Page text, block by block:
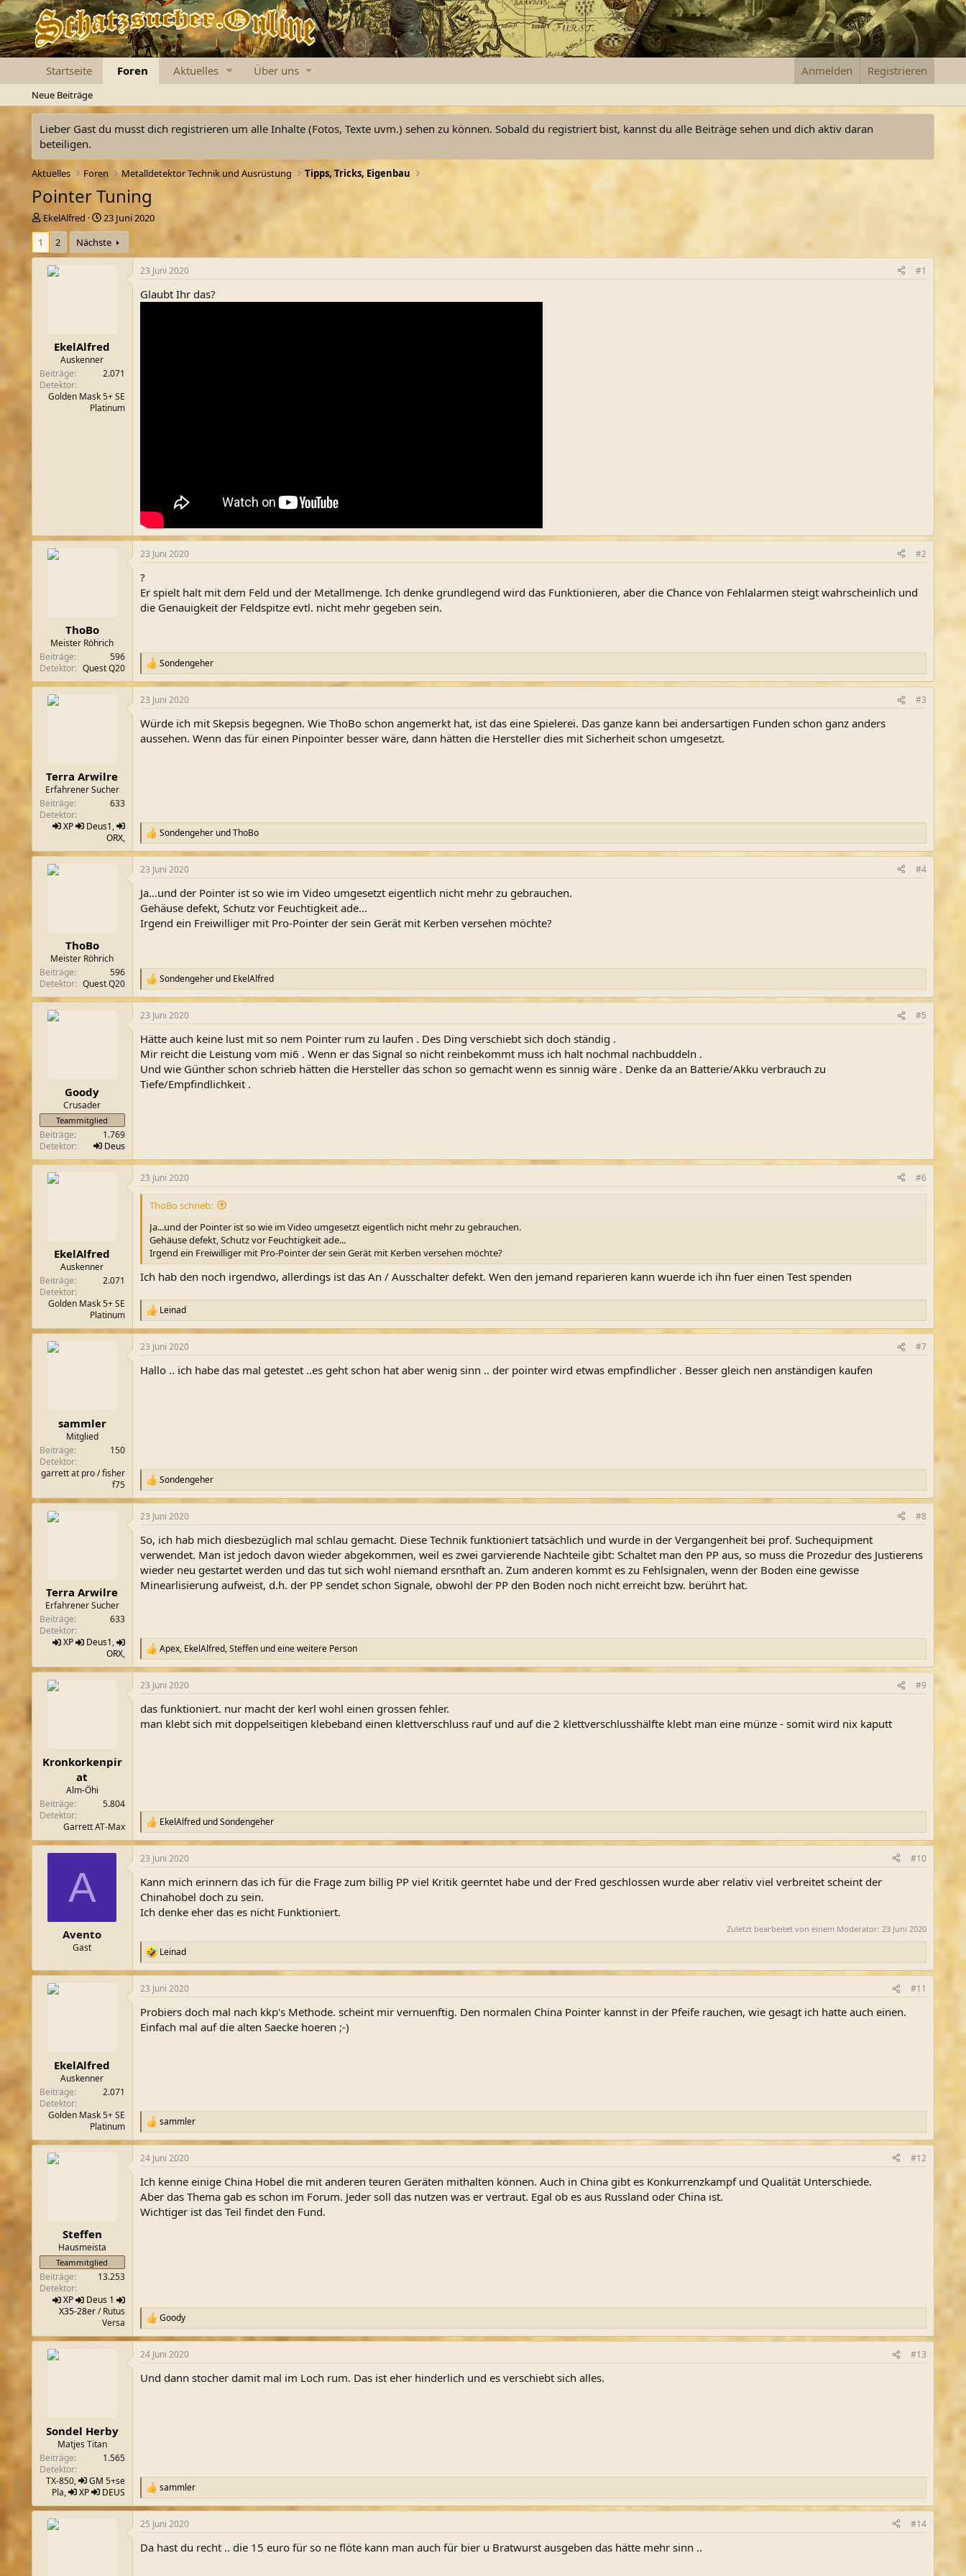
Startseite Foren Aktuelles Über uns Anmelden Registrieren
Neue Beiträge
Lieber Gast du musst dich registrieren um alle Inhalte (Fotos, Texte uvm.) sehen zu können. Sobald du registriert bist, kannst du alle Beiträge sehen und dich aktiv daran
beteiligen.
Aktuelles Foren Metalldetektor Technik und Ausrüstung Tipps, Tricks, Eigenbau
Pointer Tuning
E
r
t
EkelAlfred
E
r
s
t
23 Juni 2020
1
2 Nächste
EkelAlfred
Auskenner
Beiträge
2.071
Detektor
Golden Mask 5+ SE
Platinum
23 Juni 2020 #1
Glaubt Ihr das?
ThoBo
Meister Röhrich
Beiträge
596
Detektor
Quest Q20
23 Juni 2020 #2
?
Er spielt halt mit dem Feld und der Metallmenge. Ich denke grundlegend wird das Funktionieren, aber die Chance von Fehlalarmen steigt wahrscheinlich und
die Genauigkeit der Feldspitze evtl. nicht mehr gegeben sein.
R
e
a
k
i
o
Sondengeher
Terra Arwilre
Erfahrener Sucher
Beiträge
633
Detektor
XP
Deus1,
ORX,
23 Juni 2020 #3
Würde ich mit Skepsis begegnen. Wie ThoBo schon angemerkt hat, ist das eine Spielerei. Das ganze kann bei andersartigen Funden schon ganz anders
aussehen. Wenn das für einen Pinpointer besser wäre, dann hätten die Hersteller dies mit Sicherheit schon umgesetzt.
R
e
a
k
i
o
e
SondengeherundThoBo
ThoBo
Meister Röhrich
Beiträge
596
Detektor
Quest Q20
23 Juni 2020 #4
Ja...und der Pointer ist so wie im Video umgesetzt eigentlich nicht mehr zu gebrauchen.
Gehäuse defekt, Schutz vor Feuchtigkeit ade...
Irgend ein Freiwilliger mit Pro-Pointer der sein Gerät mit Kerben versehen möchte?
R
e
a
k
i
o
n
e
n
Sondengeherund EkelAlfred
Goody
Crusader
Teammitglied
Beiträge
1.769
Detektor
Deus
23 Juni 2020 #5
Hätte auch keine lust mit so nem Pointer rum zu laufen . Des Ding verschiebt sich doch ständig .
Mir reicht die Leistung vom mi6 . Wenn er das Signal so nicht reinbekommt muss ich halt nochmal nachbuddeln .
Und wie Günther schon schrieb hätten die Hersteller das schon so gemacht wenn es sinnig wäre . Denke da an Batterie/Akku verbrauch zu
Tiefe/Empfindlichkeit .
EkelAlfred
Auskenner
Beiträge
2.071
Detektor
Golden Mask 5+ SE
Platinum
23 Juni 2020 #6
ThoBo schrieb:
Ja...und der Pointer ist so wie im Video umgesetzt eigentlich nicht mehr zu gebrauchen.
Gehäuse defekt, Schutz vor Feuchtigkeit ade...
Irgend ein Freiwilliger mit Pro-Pointer der sein Gerät mit Kerben versehen möchte?
Ich hab den noch irgendwo, allerdings ist das An / Ausschalter defekt. Wen den jemand reparieren kann wuerde ich ihn fuer einen Test spenden
R
e
a
k
i
Leinad
sammler
Mitglied
Beiträge
150
Detektor
garrett at pro / fisher
f75
23 Juni 2020 #7
Hallo .. ich habe das mal getestet ..es geht schon hat aber wenig sinn .. der pointer wird etwas empfindlicher . Besser gleich nen anständigen kaufen
R
e
a
k
i
o
n
e
n
Sondengeher
Terra Arwilre
Erfahrener Sucher
Beiträge
633
Detektor
XP
Deus1,
ORX,
23 Juni 2020 #8
So, ich hab mich diesbezüglich mal schlau gemacht. Diese Technik funktioniert tatsächlich und wurde in der Vergangenheit bei prof. Suchequipment
verwendet. Man ist jedoch davon wieder abgekommen, weil es zwei garvierende Nachteile gibt: Schaltet man den PP aus, so muss die Prozedur des Justierens
wieder neu gestartet werden und das tut sich wohl niemand ersnthaft an. Zum anderen kommt es zu Fehlsignalen, wenn der Boden eine gewisse
Minearlisierung aufweist, d.h. der PP sendet schon Signale, obwohl der PP den Boden noch nicht erreicht bzw. berührt hat.
R
e
a
k
i
o
Apex, EkelAlfred,Steffenund eine weitere Person
Kronkorkenpir
at
Alm-Öhi
Beiträge
5.804
Detektor
Garrett AT-Max
23 Juni 2020 #9
das funktioniert. nur macht der kerl wohl einen grossen fehler.
man klebt sich mit doppelseitigen klebeband einen klettverschluss rauf und auf die 2 klettverschlusshälfte klebt man eine münze - somit wird nix kaputt
R
e
a
k
i
o
n
e
:
EkelAlfredundSondengeher
A
Avento
Gast
23 Juni 2020 #10
Kann mich erinnern das ich für die Frage zum billig PP viel Kritik geerntet habe und der Fred geschlossen wurde aber relativ viel verbreitet scheint der
Chinahobel doch zu sein.
Ich denke eher das es nicht Funktioniert.
Zuletzt bearbeitet von einem Moderator: 23 Juni 2020
R
e
a
k
i
o
Leinad
EkelAlfred
Auskenner
Beiträge
2.071
Detektor
Golden Mask 5+ SE
Platinum
23 Juni 2020 #11
Probiers doch mal nach kkp's Methode. scheint mir vernuenftig. Den normalen China Pointer kannst in der Pfeife rauchen, wie gesagt ich hatte auch einen.
Einfach mal auf die alten Saecke hoeren ;-)
R
e
a
k
i
o
n
e
sammler
Steffen
Hausmeista
Teammitglied
Beiträge
13.253
Detektor
XP
Deus 1
X35-28er/ Rutus
Versa
24 Juni 2020 #12
Ich kenne einige China Hobel die mit anderen teuren Geräten mithalten können. Auch in China gibt es Konkurrenzkampf und Qualität Unterschiede.
Aber das Thema gab es schon im Forum. Jeder soll das nutzen was er vertraut. Egal ob es aus Russland oder China ist.
Wichtiger ist das Teil findet den Fund.
R
e
a
k
i
Goody
Sondel Herby
Matjes Titan
Beiträge
1.565
Detektor
TX-850,
GM 5+se
Pla,
XP DEUS
24 Juni 2020 #13
Und dann stocher damit mal im Loch rum. Das ist eher hinderlich und es verschiebt sich alles.
R
e
a
k
i
sammler
25 Juni 2020 #14
Da hast du recht .. die 15 euro für so ne flöte kann man auch für bier u Bratwurst ausgeben das hätte mehr sinn ..